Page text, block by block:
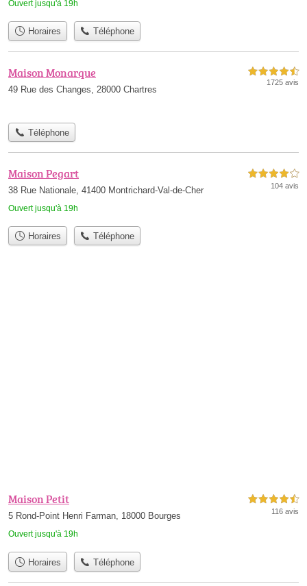
Ouvert jusqu'à 19h
Horaires Téléphone
Maison Monarque
49 Rue des Changes, 28000 Chartres
4,5 étoiles sur 5
1725 avis
Téléphone
Maison Pegart
38 Rue Nationale, 41400 Montrichard-Val-de-Cher
Ouvert jusqu'à 19h
4,0 étoiles sur 5
104 avis
Horaires Téléphone
Maison Petit
5 Rond-Point Henri Farman, 18000 Bourges
Ouvert jusqu'à 19h
4,5 étoiles sur 5
116 avis
Horaires Téléphone